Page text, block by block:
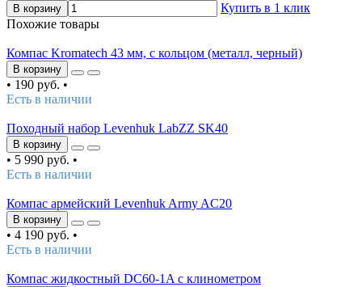
В корзину
Купить в 1 клик
Похожие товары
Компас Kromatech 43 мм, с кольцом (металл, черный)
В корзину
• 190 руб. •
Есть в наличии
Походный набор Levenhuk LabZZ SK40
В корзину
• 5 990 руб. •
Есть в наличии
Компас армейский Levenhuk Army AC20
В корзину
• 4 190 руб. •
Есть в наличии
Компас жидкостный DC60-1A с клинометром